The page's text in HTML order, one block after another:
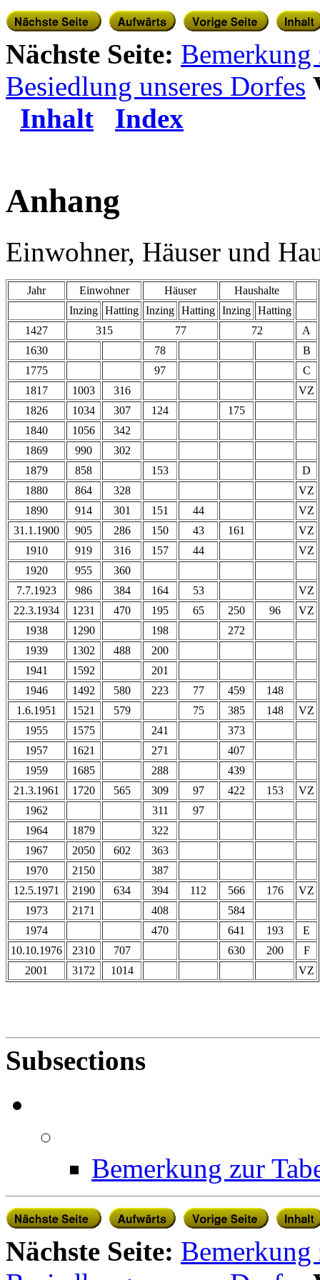
Nächste Seite: Bemerkung
Besiedlung unseres Dorfes
Inhalt
Index
Anhang
Einwohner, Häuser und
Jahr Einwohner Häuser
Haushalte
Inzing Hatting Inzing Hatting Inzing Hatting
1427
315 77 72
A
1630
78
B
1775
97
C
1817
1003 316
VZ
1826
1034 307 124
175
1840
1056
342
1869
990
302
1879
858 153
D
1880
864 328
VZ
1890
914 301 151 44
VZ
31.1.1900
905 286 150 43 161
VZ
1910
919 316 157 44
VZ
1920
955
360
7.7.1923
986 384 164 53
VZ
22.3.1934
1231 470 195 65 250 96
VZ
1938
1290 198
272
1939
1302 488
200
1941
1592
201
1946
1492 580 223 77 459
148
1.6.1951
1521 579 75 385 148
VZ
1955
1575 241
373
1957
1621 271
407
1959
1685 288
439
21.3.1961
1720 565 309 97 422 153
VZ
1962
311
97
1964
1879
322
1967
2050 602
363
1970
2150
387
12.5.1971
2190 634 394 112 566 176
VZ
1973
2171 408
584
1974
470 641 193
E
10.10.1976
2310 707 630 200
F
2001
3172 1014 VZ
Subsections
Bemerkung zur
Nächste Seite: Bemerkung